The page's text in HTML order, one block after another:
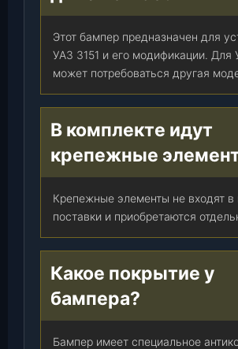
Этот бампер предназначен для
УАЗ 3151 и его модификации. Для
может потребоваться другая
В комплекте идут
крепежные
Крепежные элементы не входят в
поставки и приобретаются
Какое покрытие у
бампера?
Бампер имеет специальное